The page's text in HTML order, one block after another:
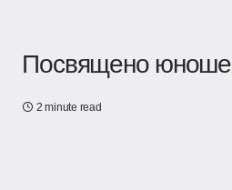
Посвящено юноше
2 minute read